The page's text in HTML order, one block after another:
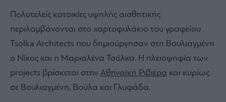
Πολυτελείς κατοικίες υψηλής αισθητικής
περιλαμβάνονται στο χαρτοφυλάκιο του γραφείου
Tsolka Architects που δημιούργησαν στη Βουλιαγμένη
ο Νίκος και η Μαριαλένα Τσόλκα. Η πλειοψηφία των
projects βρίσκεται στην Αθηναϊκή Ριβιέρα και κυρίως
σε Βουλιαγμένη, Βούλα και Γλυφάδα.